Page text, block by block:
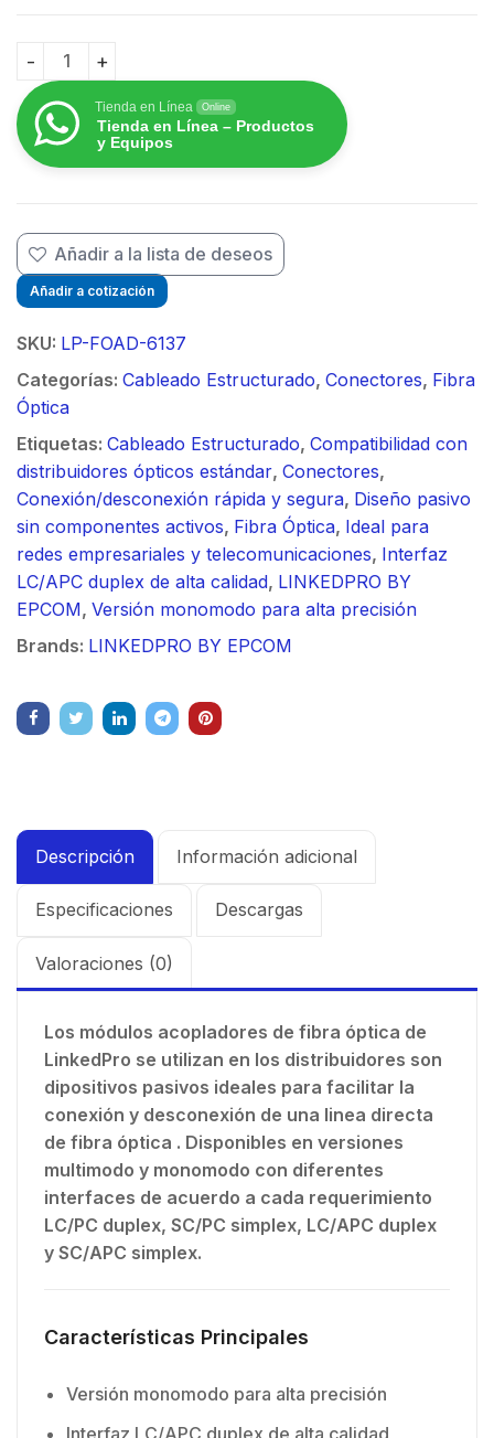
Módulo acoplador de fibra óptica duplex LC/APC a
Tienda en Línea Online
Tienda en Línea – Productos
y Equipos
Añadir a la lista de deseos
Añadir a cotización
SKU: LP-FOAD-6137
Categorías: Cableado Estructurado, Conectores, Fibra
Óptica
Etiquetas: Cableado Estructurado, Compatibilidad con
distribuidores ópticos estándar, Conectores,
Conexión/desconexión rápida y segura, Diseño pasivo
sin componentes activos, Fibra Óptica, Ideal para
redes empresariales y telecomunicaciones, Interfaz
LC/APC duplex de alta calidad, LINKEDPRO BY
EPCOM, Versión monomodo para alta precisión
Brands: LINKEDPRO BY EPCOM
Descripción Información adicional
Especificaciones Descargas
Valoraciones (0)
Los módulos acopladores de fibra óptica de
LinkedPro se utilizan en los distribuidores son
dipositivos pasivos ideales para facilitar la
conexión y desconexión de una linea directa
de fibra óptica . Disponibles en versiones
multimodo y monomodo con diferentes
interfaces de acuerdo a cada requerimiento
LC/PC duplex, SC/PC simplex, LC/APC duplex
y SC/APC simplex.
Características Principales
Versión monomodo para alta precisión
Interfaz LC/APC duplex de alta calidad